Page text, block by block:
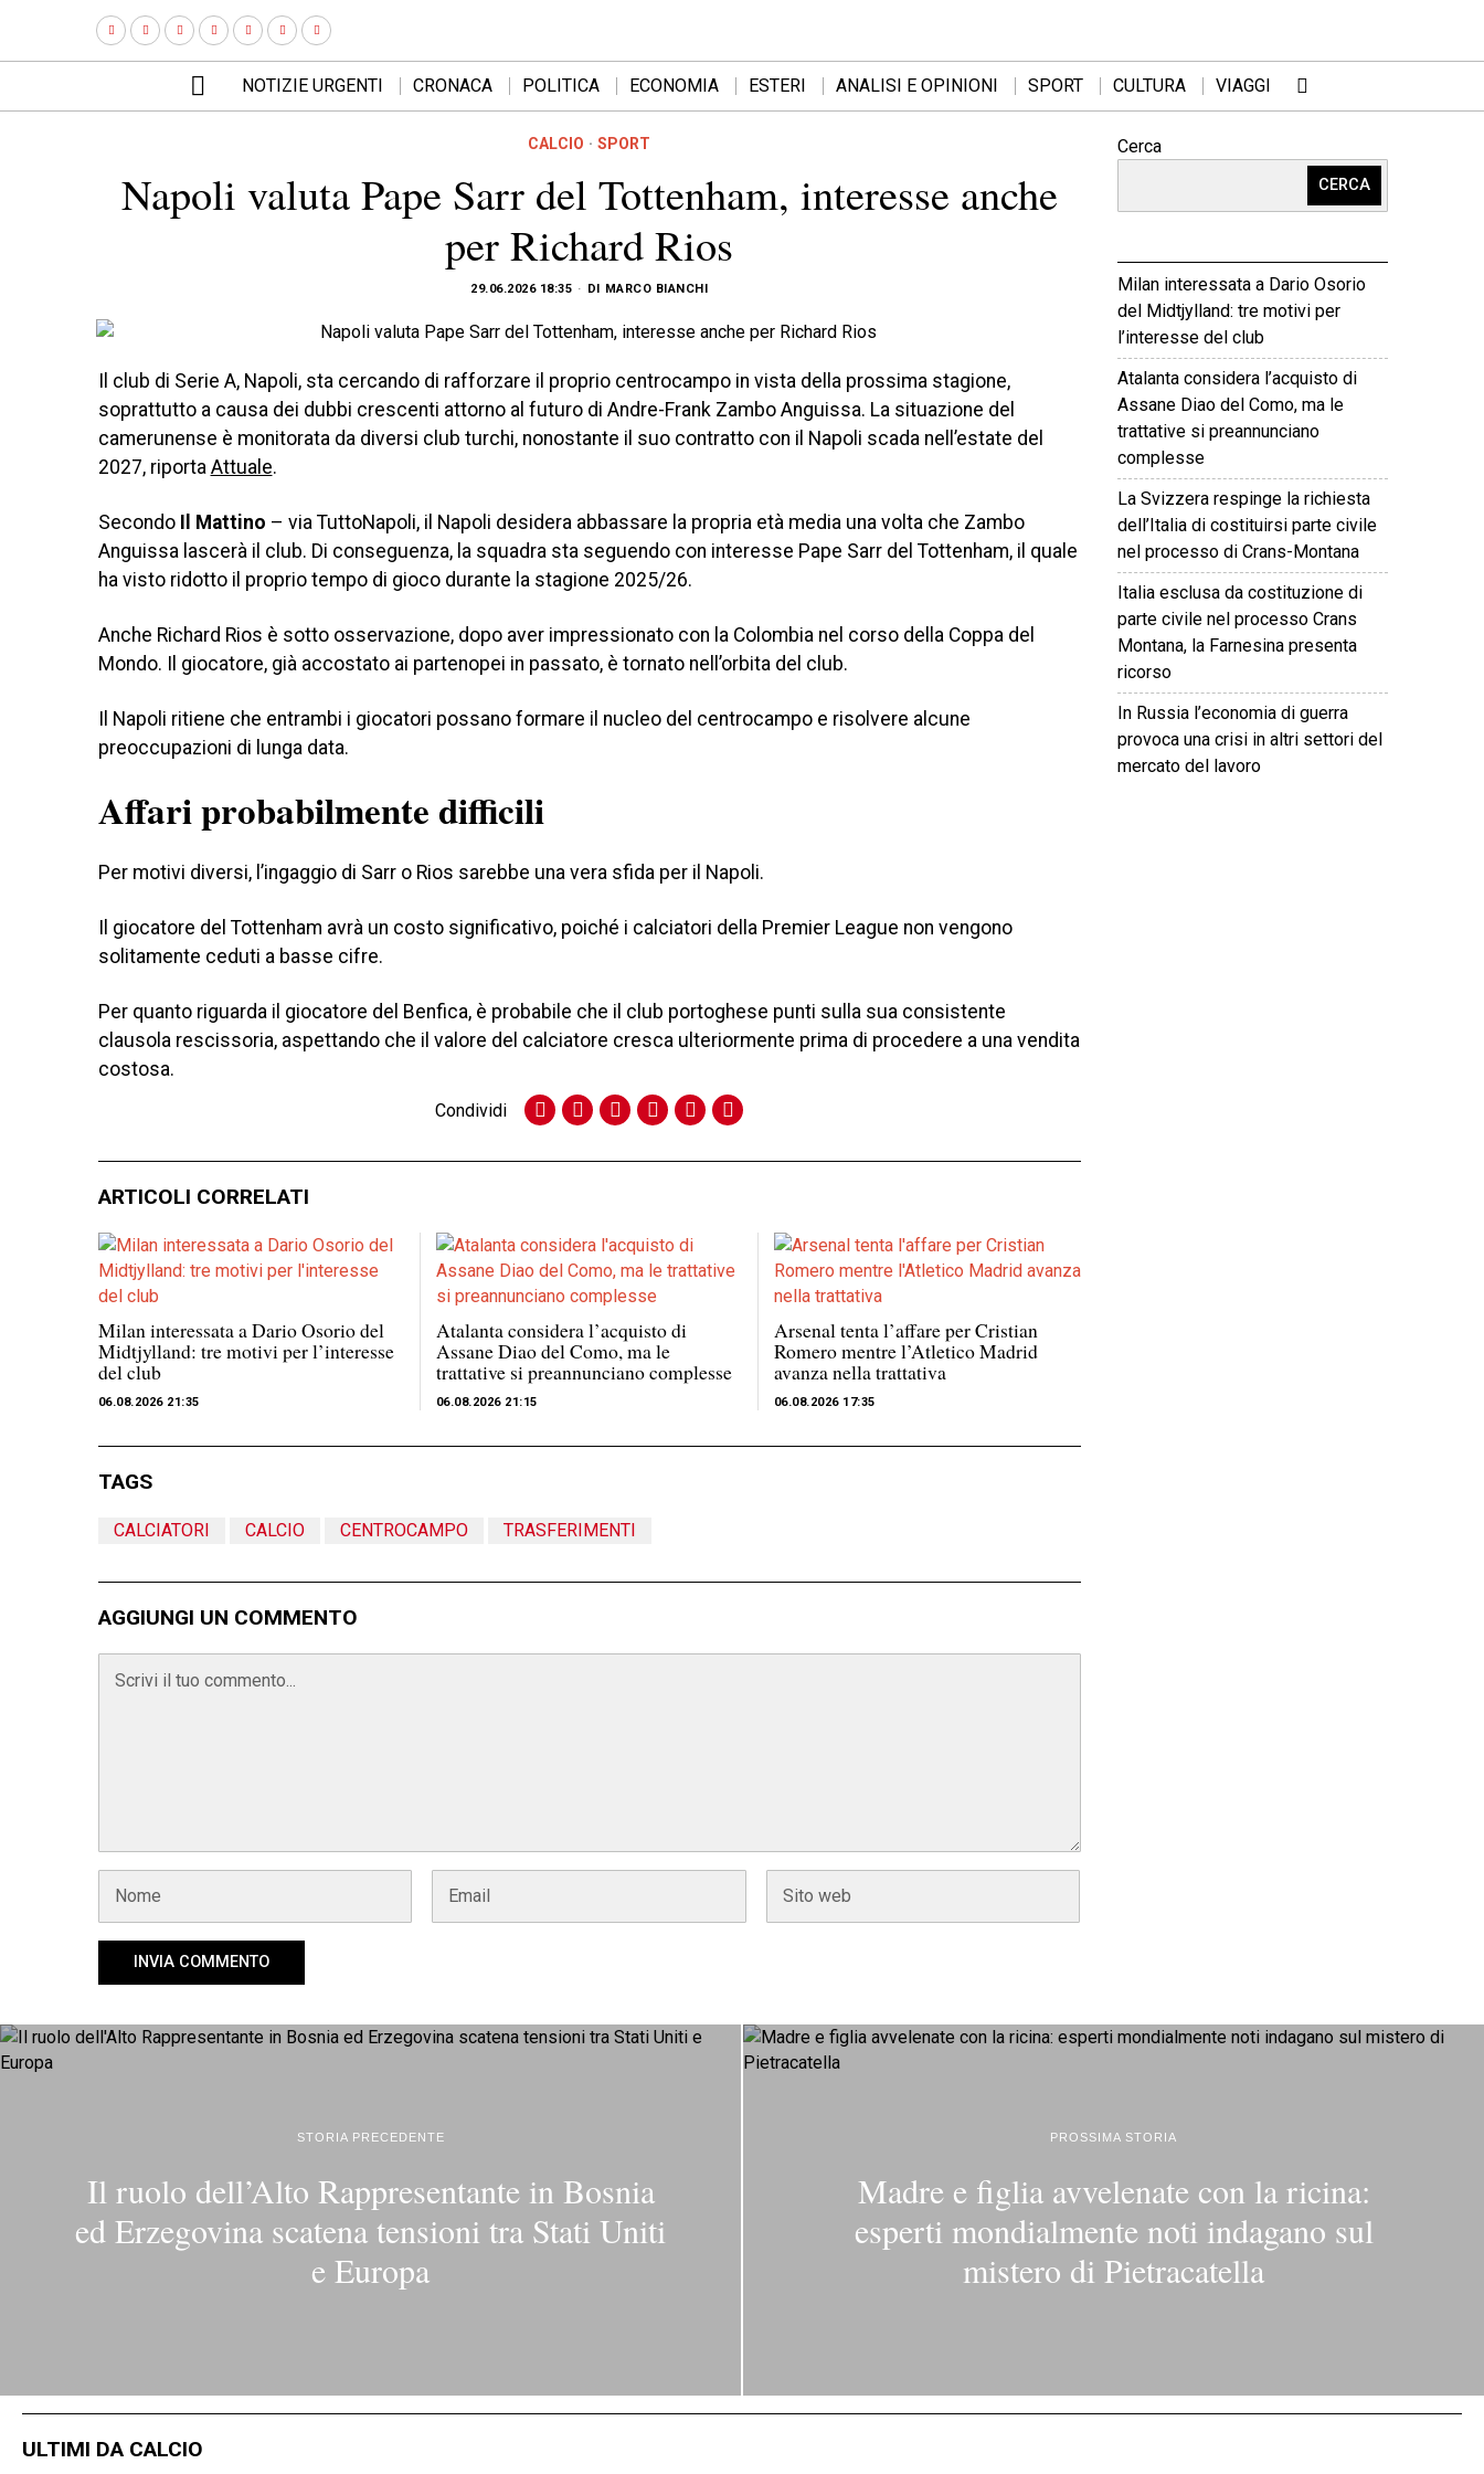
NOTIZIE URGENTI CRONACA POLITICA ECONOMIA ESTERI ANALISI E OPINIONI SPORT CULTURA VIAGGI
CALCIO · SPORT
Napoli valuta Pape Sarr del Tottenham, interesse anche
per Richard Rios
29.06.2026 18:35 DI MARCO BIANCHI
Il club di Serie A, Napoli, sta cercando di rafforzare il proprio centrocampo in vista della prossima stagione,
soprattutto a causa dei dubbi crescenti attorno al futuro di Andre-Frank Zambo Anguissa. La situazione del
camerunense è monitorata da diversi club turchi, nonostante il suo contratto con il Napoli scada nell’estate del
2027, riporta Attuale.
Secondo Il Mattino – via TuttoNapoli, il Napoli desidera abbassare la propria età media una volta che Zambo
Anguissa lascerà il club. Di conseguenza, la squadra sta seguendo con interesse Pape Sarr del Tottenham, il quale
ha visto ridotto il proprio tempo di gioco durante la stagione 2025/26.
Anche Richard Rios è sotto osservazione, dopo aver impressionato con la Colombia nel corso della Coppa del
Mondo. Il giocatore, già accostato ai partenopei in passato, è tornato nell’orbita del club.
Il Napoli ritiene che entrambi i giocatori possano formare il nucleo del centrocampo e risolvere alcune
preoccupazioni di lunga data.
Affari probabilmente difficili
Per motivi diversi, l’ingaggio di Sarr o Rios sarebbe una vera sfida per il Napoli.
Il giocatore del Tottenham avrà un costo significativo, poiché i calciatori della Premier League non vengono
solitamente ceduti a basse cifre.
Per quanto riguarda il giocatore del Benfica, è probabile che il club portoghese punti sulla sua consistente
clausola rescissoria, aspettando che il valore del calciatore cresca ulteriormente prima di procedere a una vendita
costosa.
Condividi
ARTICOLI CORRELATI
Milan interessata a Dario Osorio del
Midtjylland: tre motivi per l’interesse
del club
06.08.2026 21:35
Atalanta considera l’acquisto di
Assane Diao del Como, ma le
trattative si preannunciano complesse
06.08.2026 21:15
Arsenal tenta l’affare per Cristian
Romero mentre l’Atletico Madrid
avanza nella trattativa
06.08.2026 17:35
TAGS
CALCIATORI CALCIO CENTROCAMPO TRASFERIMENTI
AGGIUNGI UN COMMENTO
Cerca
CERCA
Milan interessata a Dario Osorio
del Midtjylland: tre motivi per
l’interesse del club
Atalanta considera l’acquisto di
Assane Diao del Como, ma le
trattative si preannunciano
complesse
La Svizzera respinge la richiesta
dell’Italia di costituirsi parte civile
nel processo di Crans-Montana
Italia esclusa da costituzione di
parte civile nel processo Crans
Montana, la Farnesina presenta
ricorso
In Russia l’economia di guerra
provoca una crisi in altri settori del
mercato del lavoro
STORIA PRECEDENTE
Il ruolo dell’Alto Rappresentante in Bosnia
ed Erzegovina scatena tensioni tra Stati Uniti
e Europa
PROSSIMA STORIA
Madre e figlia avvelenate con la ricina:
esperti mondialmente noti indagano sul
mistero di Pietracatella
ULTIMI DA CALCIO